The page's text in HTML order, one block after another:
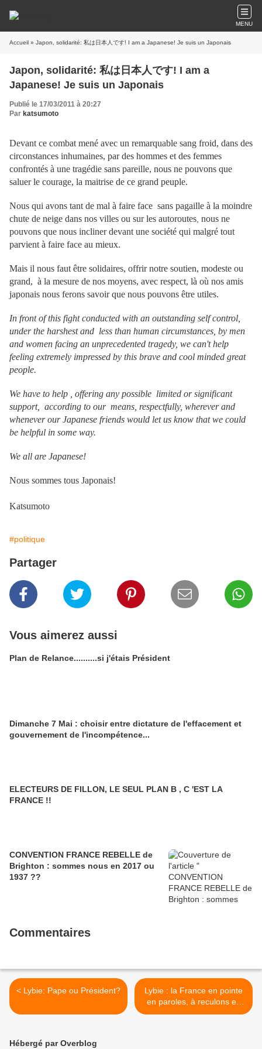
MENU
Accueil » Japon, solidarité: 私は日本人です! I am a Japanese! Je suis un Japonais
Japon, solidarité: 私は日本人です! I am a
Japanese! Je suis un Japonais
Publié le 17/03/2011 à 20:27
Par katsumoto
Devant ce combat mené avec un remarquable sang froid, dans des
circonstances inhumaines, par des hommes et des femmes
confrontés à une tragédie sans pareille, nous ne pouvons que
saluer le courage, la maitrise de ce grand peuple.
Nous qui avons tant de mal à faire face sans pagaille à la moindre
chute de neige dans nos villes ou sur les autoroutes nous ne
pouvons que nous incliner devant une société qui malgré tout
parvient à faire face au mieux.
Mais il nous faut être solidaires, offrir notre soutien, modeste ou
grand, à la mesure de nos moyens, avec respect, là où nos amis
japonais nous ferons savoir que nous pouvons être utiles.
In front of this fight conducted with an outstanding self control,
under the harshest and less than human circumstances, by men
and women facing an unprecedented tragedy, we can't help
feeling extremely impressed by this brave and cool minded great
people.
We have to help , offering any possible limited or significant
support, according to our means, respectfully, wherever and
whenever our Japanese friends would let us know that we could
be helpful in some way.
We all are Japanese!
Nous sommes tous Japonais!
Katsumoto
#politique
Partager
Vous aimerez aussi
Plan de Relance..........si j'étais Président
Dimanche 7 Mai : choisir entre dictature de l'effacement et
gouvernement de l'incompétence...
ELECTEURS DE FILLON, LE SEUL PLAN B , C 'EST LA
FRANCE !!
CONVENTION FRANCE REBELLE de
Brighton : sommes nous en 2017 ou
1937 ??
Commentaires
< Lybie: Pape ou Président?
Lybie : la France en pointe
en paroles, à reculons en
actes >
Hébergé par Overblog